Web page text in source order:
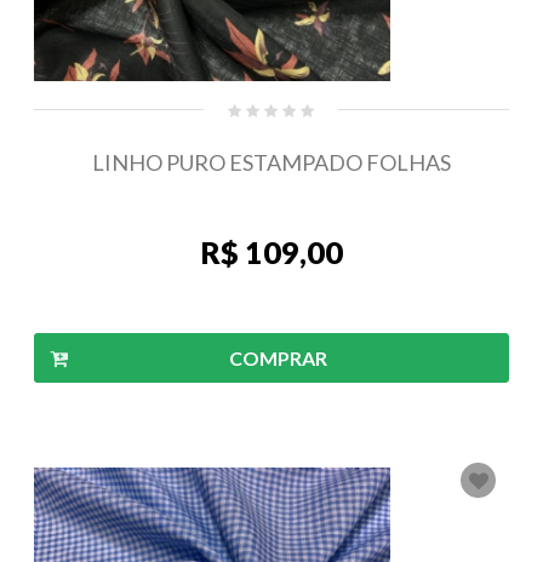
LINHO PURO ESTAMPADO FOLHAS
R$ 109,00
COMPRAR